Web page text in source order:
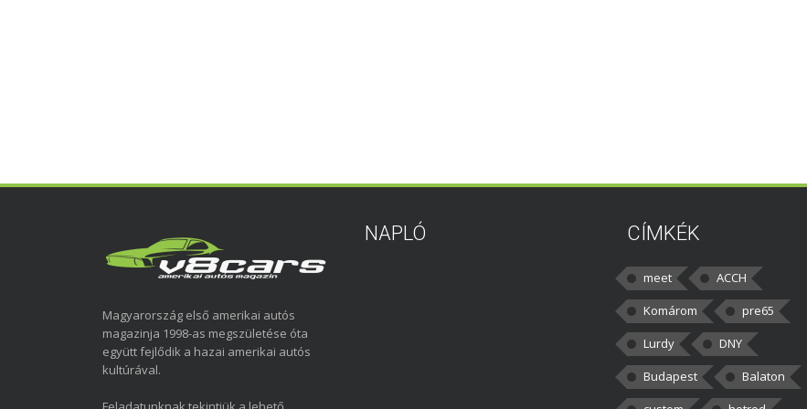
Magyarország első amerikai autós
magazinja 1998-as megszületése óta
együtt fejlődik a hazai amerikai autós
kultúrával.
NAPLÓ CÍMKÉK
meet
ACCH
Komárom
pre65
Lurdy
DNY
Budapest
Balaton